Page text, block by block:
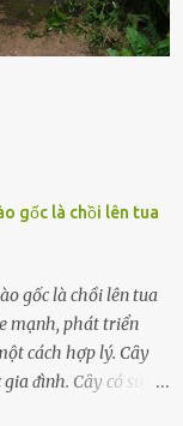
ᵭược ᵭḕ xuất. Đṓi
gốc là chồi lên tua
gốc là chồi lên tua
mạnh, phát triển
cách hợp lý. Cȃy
ᵭình. Cȃy có sức